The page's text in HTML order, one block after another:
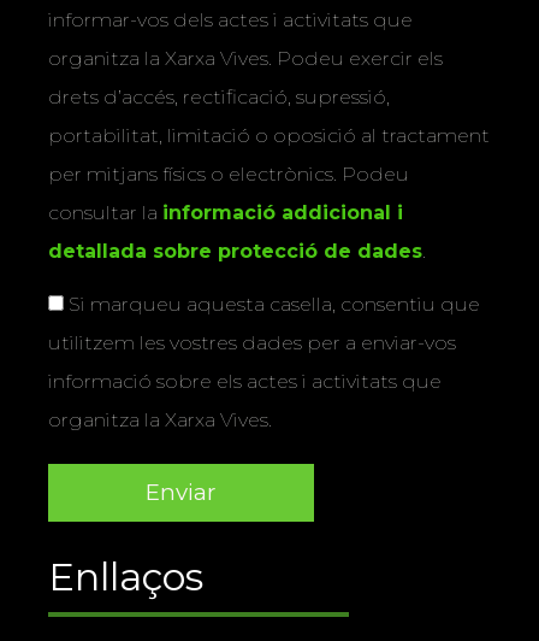
informar-vos dels actes i activitats que
organitza la Xarxa Vives. Podeu exercir els
drets d’accés, rectificació, supressió,
portabilitat, limitació o oposició al tractament
per mitjans físics o electrònics. Podeu
consultar la informació addicional i
detallada sobre protecció de dades.
Si marqueu aquesta casella, consentiu que
utilitzem les vostres dades per a enviar-vos
informació sobre els actes i activitats que
organitza la Xarxa Vives.
Enllaços